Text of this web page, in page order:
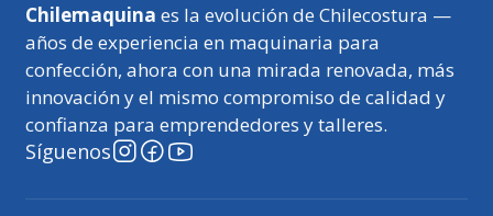
Chilemaquina es la evolución de Chilecostura —
años de experiencia en maquinaria para
confección, ahora con una mirada renovada, más
innovación y el mismo compromiso de calidad y
confianza para emprendedores y talleres.
Síguenos